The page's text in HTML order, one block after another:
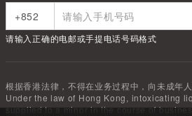
请输入正确的电邮或手提电话号码格式
根据香港法律，不得在业务过程中，向未成年
Under the law of Hong Kong, intoxicating
supplied to a minor in the course of